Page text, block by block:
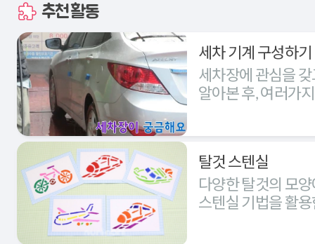
추천활동
세차 기계 구성하기
세차장에 관심을
알아본 후, 여러가
탈것 스텐실
다양한 탈것의 모
스텐실 기법을 활